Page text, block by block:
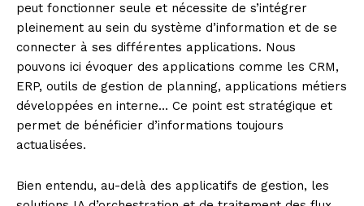
peut fonctionner seule et nécessite de s’intégrer
pleinement au sein du système d’information et de se
connecter à ses différentes applications. Nous
pouvons ici évoquer des applications comme les CRM,
ERP, outils de gestion de planning, applications métiers
développées en interne… Ce point est stratégique et
permet de bénéficier d’informations toujours
actualisées.
Bien entendu, au-delà des applicatifs de gestion, les